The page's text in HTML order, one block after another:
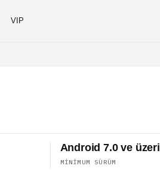
VIP
Android 7.0 ve üzeri
MINIMUM SÜRÜM